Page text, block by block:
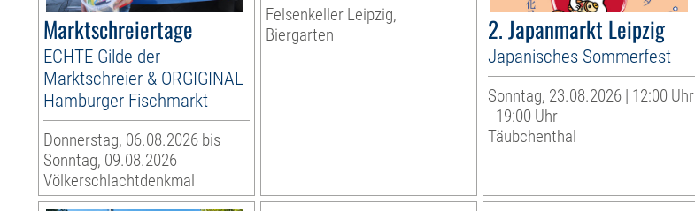
Marktschreiertage
ECHTE Gilde der
Marktschreier & ORGIGINAL
Hamburger Fischmarkt
Donnerstag, 06.08.2026 bis
Sonntag, 09.08.2026
Völkerschlachtdenkmal
Felsenkeller Leipzig,
Biergarten
2. Japanmarkt Leipzig
Japanisches Sommerfest
Sonntag, 23.08.2026 | 12:00 Uhr
- 19:00 Uhr
Täubchenthal